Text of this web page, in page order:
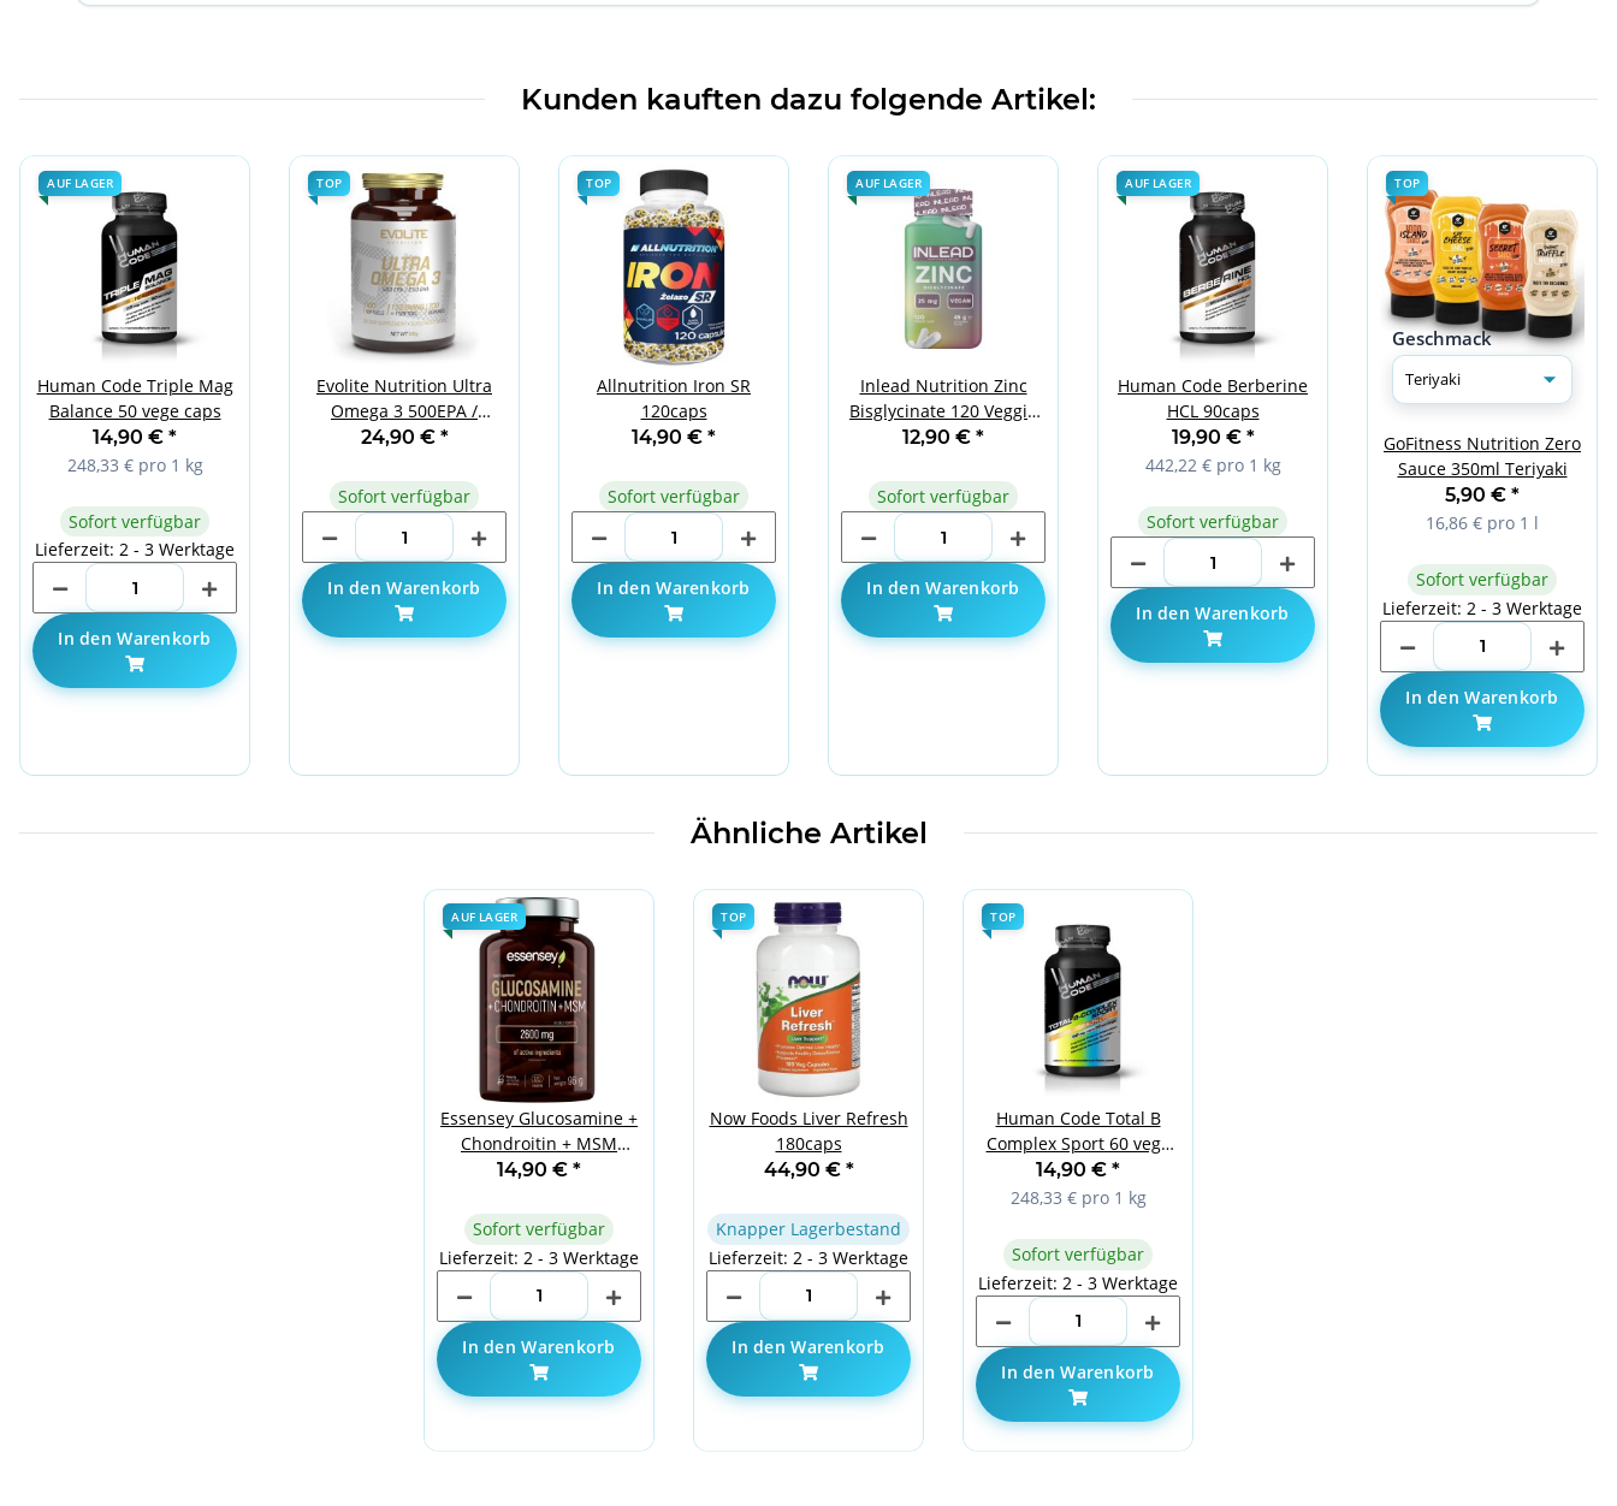
Kunden kauften dazu folgende Artikel:
AUF LAGER
Human Code Triple Mag
Balance 50 vege caps
14,90 € *
248,33 € pro 1 kg
Sofort verfügbar
Lieferzeit: 2 - 3 Werktage
In den Warenkorb
TOP
Evolite Nutrition Ultra
Omega 3 500EPA /
250DHA 100 Softgels
24,90 € *
Sofort verfügbar
In den Warenkorb
TOP
Allnutrition Iron SR
120caps
14,90 € *
Sofort verfügbar
In den Warenkorb
AUF LAGER
Inlead Nutrition Zinc
Bisglycinate 120 Veggie
Caps
12,90 € *
Sofort verfügbar
In den Warenkorb
AUF LAGER
Human Code Berberine
HCL 90caps
19,90 € *
442,22 € pro 1 kg
Sofort verfügbar
In den Warenkorb
TOP
Geschmack
GoFitness Nutrition Zero
Sauce 350ml Teriyaki
5,90 € *
16,86 € pro 1 l
Sofort verfügbar
Lieferzeit: 2 - 3 Werktage
In den Warenkorb
Ähnliche Artikel
AUF LAGER
Essensey Glucosamine +
Chondroitin + MSM
120caps
14,90 € *
Sofort verfügbar
Lieferzeit: 2 - 3 Werktage
In den Warenkorb
TOP
Now Foods Liver Refresh
180caps
44,90 € *
Knapper Lagerbestand
Lieferzeit: 2 - 3 Werktage
In den Warenkorb
TOP
Human Code Total B
Complex Sport 60 vege
caps
14,90 € *
248,33 € pro 1 kg
Sofort verfügbar
Lieferzeit: 2 - 3 Werktage
In den Warenkorb